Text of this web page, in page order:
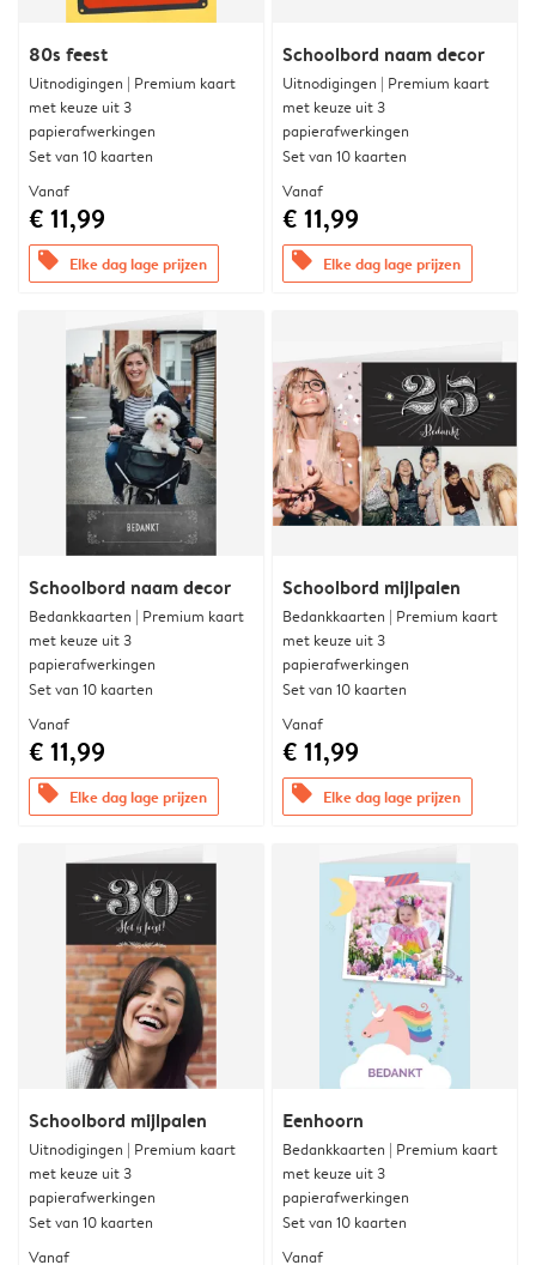
80s feest
Uitnodigingen | Premium kaart
met keuze uit 3
papierafwerkingen
Set van 10 kaarten
Vanaf
€ 11,99
offers Elke dag lage prijzen
Schoolbord naam decor
Uitnodigingen | Premium kaart
met keuze uit 3
papierafwerkingen
Set van 10 kaarten
Vanaf
€ 11,99
offers Elke dag lage prijzen
Schoolbord naam decor
Bedankkaarten | Premium kaart
met keuze uit 3
papierafwerkingen
Set van 10 kaarten
Vanaf
€ 11,99
offers Elke dag lage prijzen
Schoolbord mijlpalen
Bedankkaarten | Premium kaart
met keuze uit 3
papierafwerkingen
Set van 10 kaarten
Vanaf
€ 11,99
offers Elke dag lage prijzen
Schoolbord mijlpalen
Uitnodigingen | Premium kaart
met keuze uit 3
papierafwerkingen
Set van 10 kaarten
Vanaf
Eenhoorn
Bedankkaarten | Premium kaart
met keuze uit 3
papierafwerkingen
Set van 10 kaarten
Vanaf